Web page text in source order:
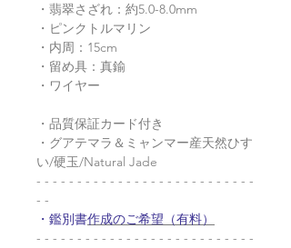
・翡翠さざれ：約5.0-8.0mm
・ピンクトルマリン
・内周：15cm
・留め具：真鍮
・ワイヤー
・品質保証カード付き
・グアテマラ＆ミャンマー産天然ひす
い/硬玉/Natural Jade
- - - - - - - - - - - - - - - - - - - - - - - - - - -
- -
・鑑別書作成のご希望（有料）
- - - - - - - - - - - - - - - - - - - - - - - - - - -